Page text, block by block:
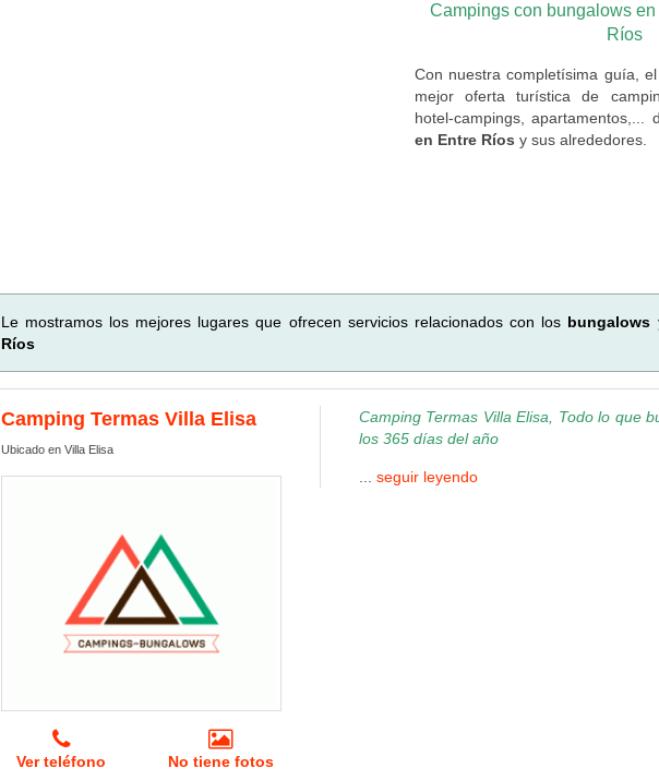
Campings con bungalows
Ríos
Con nuestra completísima guía,
mejor oferta turística de
hotel-campings, apartamentos,...
en Entre Ríos y sus alrededores.
Le mostramos los mejores lugares que ofrecen servicios relacionados con los bungalows
Ríos
Camping Termas Villa Elisa
Ubicado en Villa Elisa
Ver teléfono No tiene fotos
Camping Termas Villa Elisa, Todo lo que
los 365 días del año
seguir leyendo